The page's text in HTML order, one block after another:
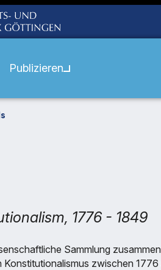
Publizieren
1776 - 1849
Sammlung
zwischen